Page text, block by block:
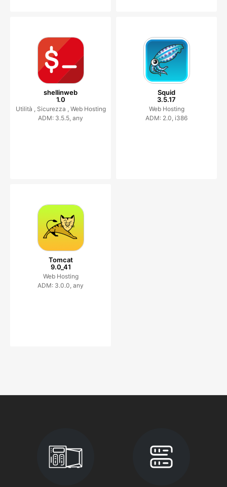
shellinweb
1.0
Utilità , Sicurezza , Web Hosting
ADM: 3.5.5, any
Squid
3.5.17
Web Hosting
ADM: 2.0, i386
Tomcat
9.0_41
Web Hosting
ADM: 3.0.0, any